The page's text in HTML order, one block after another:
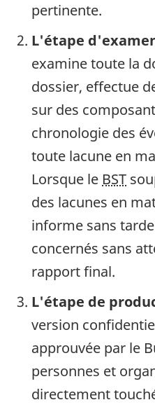
pertinente.
L'étape
examine toute la
dossier, effectue
sur des
chronologie des
toute lacune en
Lorsque le BST
des lacunes en
informe sans
concernés sans
rapport final.
L'étape de
version
approuvée par le
personnes et
directement